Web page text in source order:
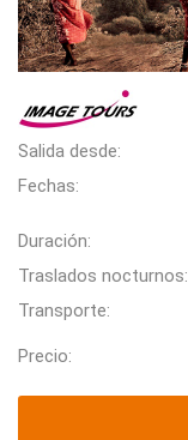
Salida desde:
Fechas:
Duración:
Traslados nocturnos:
Transporte:
Precio: